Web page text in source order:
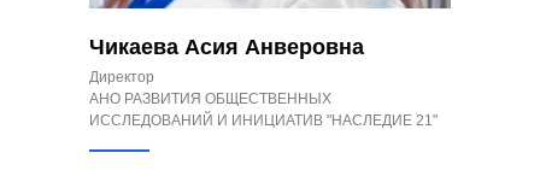
Чикаева Асия Анверовна
Директор
АНО РАЗВИТИЯ ОБЩЕСТВЕННЫХ
ИССЛЕДОВАНИЙ И ИНИЦИАТИВ "НАСЛЕДИЕ 21"